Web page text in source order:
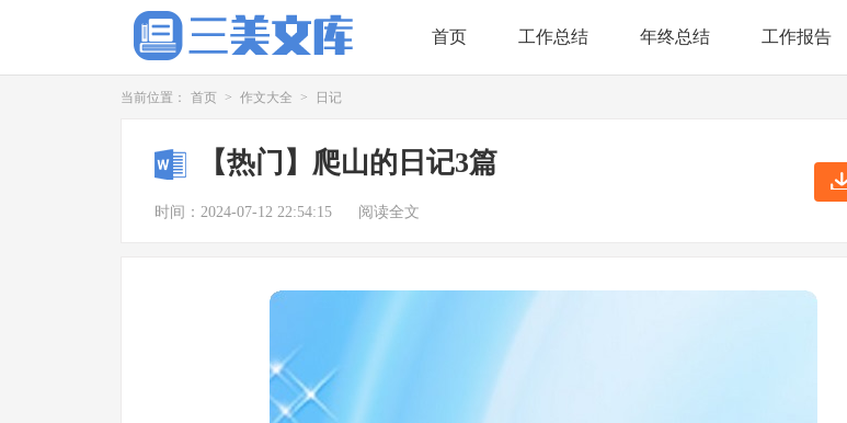
首页 工作总结 年终总结 工作报告
当前位置： 首页 > 作文大全 > 日记
【热门】爬山的日记3篇
时间：2024-07-12 22:54:15 阅读全文